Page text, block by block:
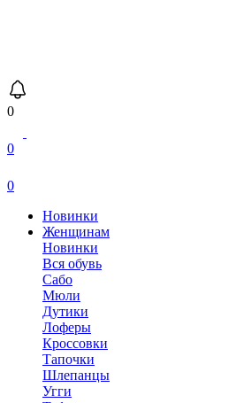
0
0
0
Новинки
Женщинам
Новинки
Вся обувь
Сабо
Мюли
Дутики
Лоферы
Кроссовки
Тапочки
Шлепанцы
Угги